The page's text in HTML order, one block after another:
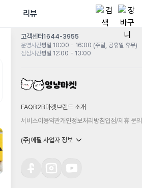
리뷰
고객센터1644-3955
운영시간평일 10:00 - 16:00 (주말, 공휴일 휴무)
점심시간평일 12:00 - 13:00
FAQB2B마켓 브랜드 소개
서비스이용약관개인정보처리방침입점/제휴 문의
(주)에필 사업자 정보